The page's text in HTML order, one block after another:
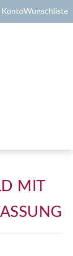
KontoWunschliste
MIT